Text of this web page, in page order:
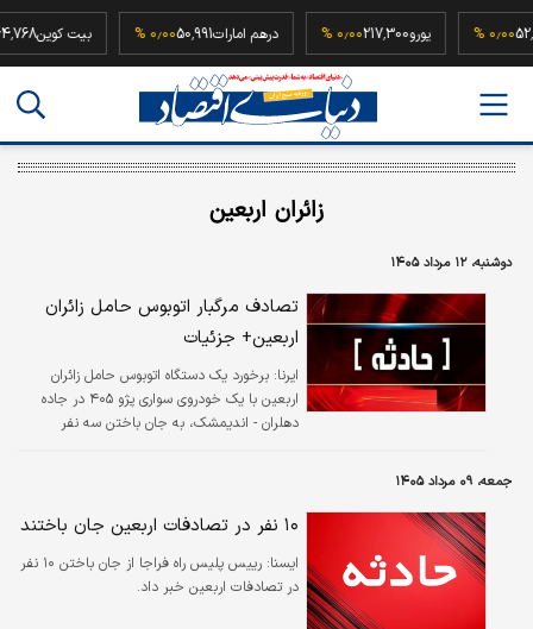
52,500,000 یورو217,300 درهم امارات50,991 بیت
زائران اربعین
دوشنبه، ۱۲ مرداد ۱۴۰۵
تصادف مرگبار اتوبوس حامل زائران
اربعین+ جزئیات
ایرنا: برخورد یک دستگاه اتوبوس حامل زائران
اربعین با یک خودروی سواری پژو ۴۰۵ در جاده
دهلران - اندیمشک، به جان باختن سه نفر
جمعه، ۰۹ مرداد ۱۴۰۵
۱۰ نفر در تصادفات اربعین جان باختند
ايسنا:
رییس پلیس راه فراجا از جان باختن ۱۰ نفر
در تصادفات اربعین خبر داد.